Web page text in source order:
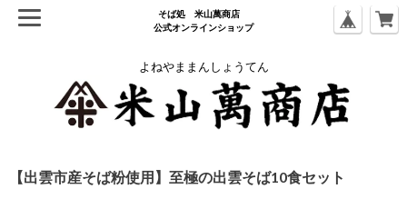
そば処 ⽶⼭萬商店
公式オンラインショップ
よねやままんしょうてん
【出雲市産そば粉使用】至極の出雲そば10食セット